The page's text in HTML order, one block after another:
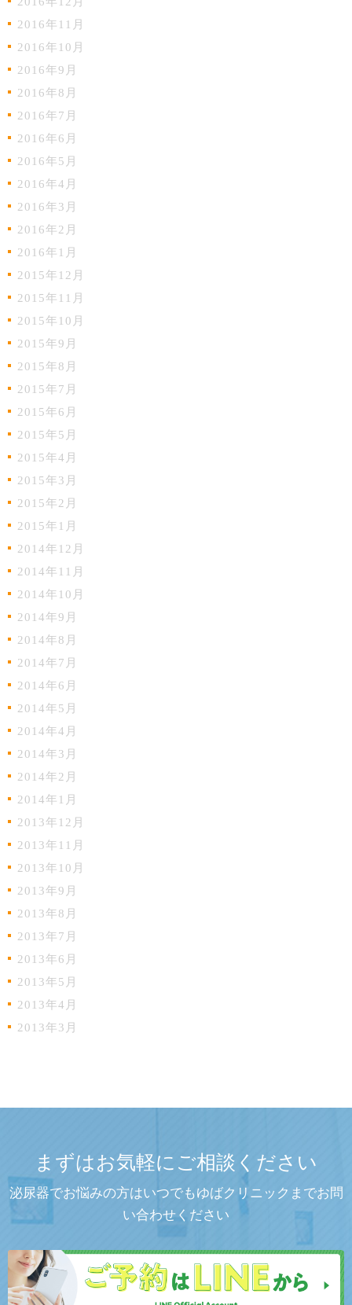
2016年11月
2016年10月
2016年9月
2016年8月
2016年7月
2016年6月
2016年5月
2016年4月
2016年3月
2016年2月
2016年1月
2015年12月
2015年11月
2015年10月
2015年9月
2015年8月
2015年7月
2015年6月
2015年5月
2015年4月
2015年3月
2015年2月
2015年1月
2014年12月
2014年11月
2014年10月
2014年9月
2014年8月
2014年7月
2014年6月
2014年5月
2014年4月
2014年3月
2014年2月
2014年1月
2013年12月
2013年11月
2013年10月
2013年9月
2013年8月
2013年7月
2013年6月
2013年5月
2013年4月
2013年3月
まずはお気軽にご相談ください
泌尿器でお悩みの方はいつでもゆばクリニックまでお問
い合わせください